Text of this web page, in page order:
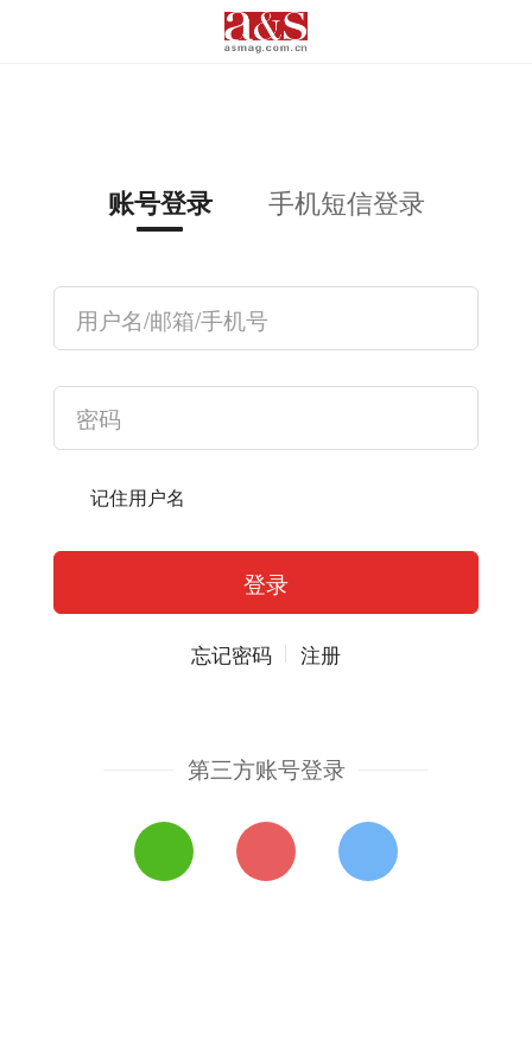
账号登录 手机短信登录
记住用户名
忘记密码 注册
第三方账号登录